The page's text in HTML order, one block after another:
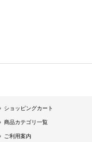
ショッピングカート
商品カテゴリ一覧
ご利用案内